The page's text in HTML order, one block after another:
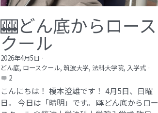
🎰どん底からロース
クール
2026年4月5日 ·
どん底, ロースクール, 筑波大学, 法科大学院, 入学式 ·
2
こんにちは！ 榎本澄雄です！ 4月5日、日曜
日。 今日は「晴明」です。 🎰どん底からロー